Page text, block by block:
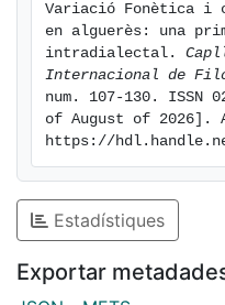
Variació Fonètica i
en alguerès: una
intradialectal.
Internacional de
num. 107-130. ISSN
of August of 2026].
https://
Estadístiques
Exportar